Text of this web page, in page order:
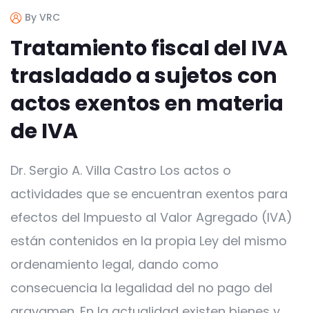
By VRC
Tratamiento fiscal del IVA
trasladado a sujetos con
actos exentos en materia
de IVA
Dr. Sergio A. Villa Castro Los actos o
actividades que se encuentran exentos para
efectos del Impuesto al Valor Agregado (IVA)
están contenidos en la propia Ley del mismo
ordenamiento legal, dando como
consecuencia la legalidad del no pago del